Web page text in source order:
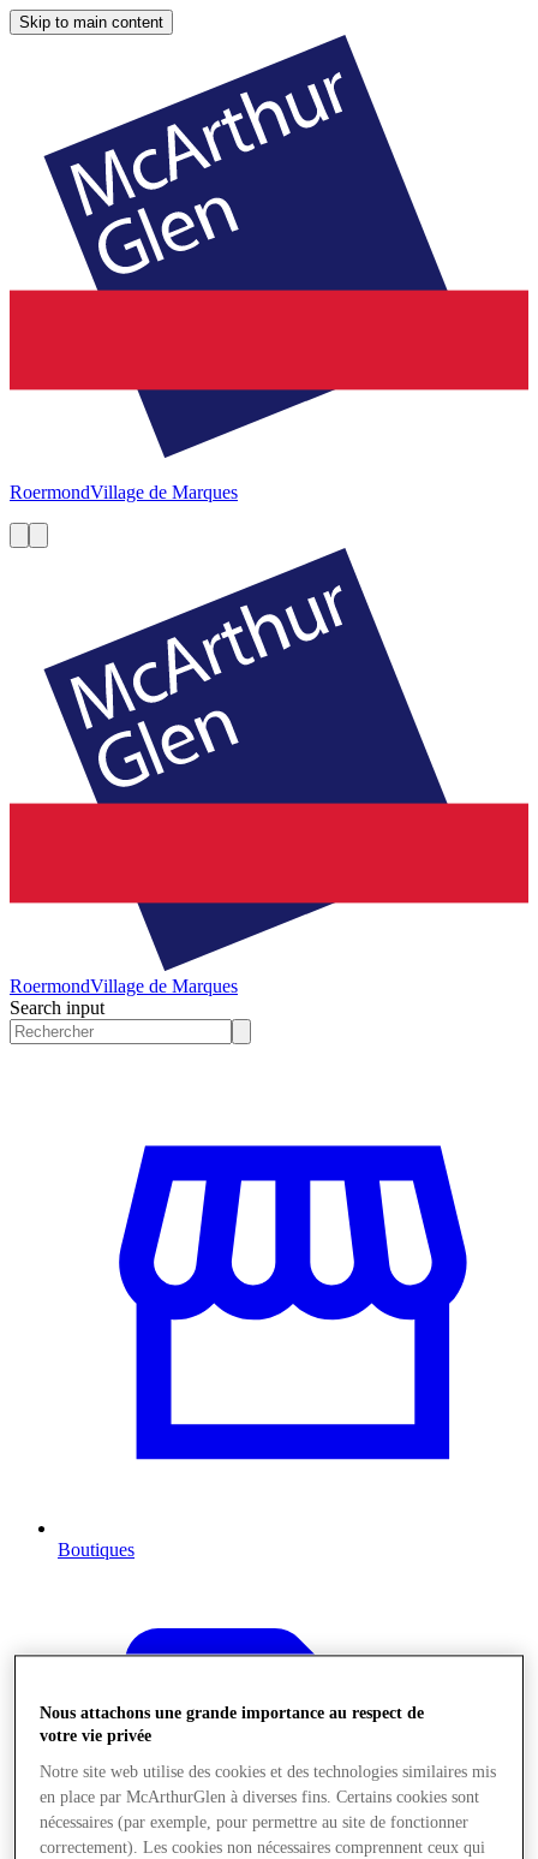
Skip to main content
RoermondVillage de Marques
RoermondVillage de Marques
Search input
Boutiques
Nous attachons une grande importance au respect de
votre vie privée
Notre site web utilise des cookies et des technologies similaires mis
en place par McArthurGlen à diverses fins. Certains cookies sont
nécessaires (par exemple, pour permettre au site de fonctionner
correctement). Les cookies non nécessaires comprennent ceux qui